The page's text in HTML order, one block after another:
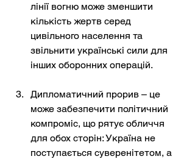
лінії вогню може зменшити
кількість жертв серед
цивільного населення та
звільнити українські сили для
інших оборонних операцій.
Дипломатичний прорив – це
може забезпечити політичний
компроміс, що рятує обличчя
для обох сторін: Україна не
поступається суверенітетом, а